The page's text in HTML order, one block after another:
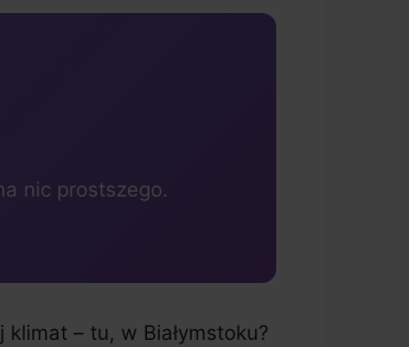
nic prostszego.
– tu, w Białymstoku?